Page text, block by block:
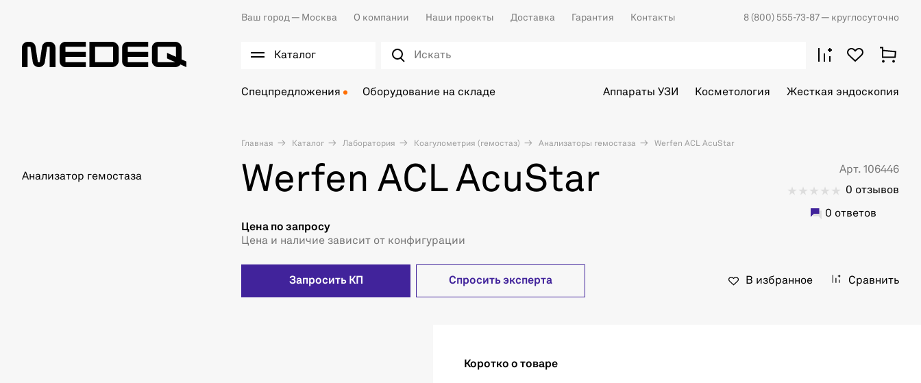
Ваш город — Москва О компании Наши проекты Доставка Гарантия Контакты 8 (800) 555-73-87 — круглосуточно
Каталог
Спецпредложения Оборудование на складе Аппараты УЗИ Косметология Жесткая эндоскопия
Главная Каталог Лаборатория Коагулометрия (гемостаз) Анализаторы гемостаза Werfen ACL AcuStar
Анализатор гемостаза Werfen ACL AcuStar
Арт. 106446
0 отзывов
0 ответов
Цена по запросу
Цена и наличие зависит от конфигурации
Запросить КП Спросить эксперта В избранное Сравнить
Коротко о товаре